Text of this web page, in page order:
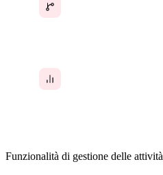
Funzionalità di gestione delle attività